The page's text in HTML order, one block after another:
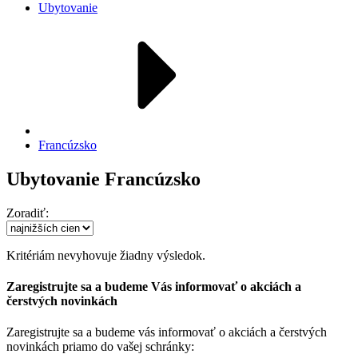
Ubytovanie
Francúzsko
Ubytovanie Francúzsko
Zoradiť:
Kritériám nevyhovuje žiadny výsledok.
Zaregistrujte sa a budeme Vás informovať o akciách a
čerstvých novinkách
Zaregistrujte sa a budeme vás informovať o akciách a čerstvých
novinkách priamo do vašej schránky: